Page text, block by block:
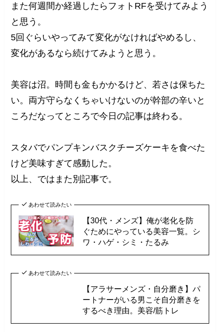
また何週間か経過したらフォトRFを受けてみよう
と思う。
5回ぐらいやってみて変化がなければやめるし、
変化があるなら続けてみようと思う。
美容は沼。時間も金もかかるけど、若さは保ちた
い。両方守らなくちゃいけないのが幹部の辛いと
ころだなってところで今日の記事は終わる。
スタバでパンプキンバスクチーズケーキを食べた
けど美味すぎて感動した。
以上、ではまた別記事で。
あわせて読みたい
【30代・メンズ】俺が老化を防
ぐためにやっている美容一覧。シ
ワ・ハゲ・シミ・たるみ
あわせて読みたい
【アラサーメンズ・自分磨き】パ
ートナーがいる男こそ自分磨きを
するべき理由。美容/筋トレ